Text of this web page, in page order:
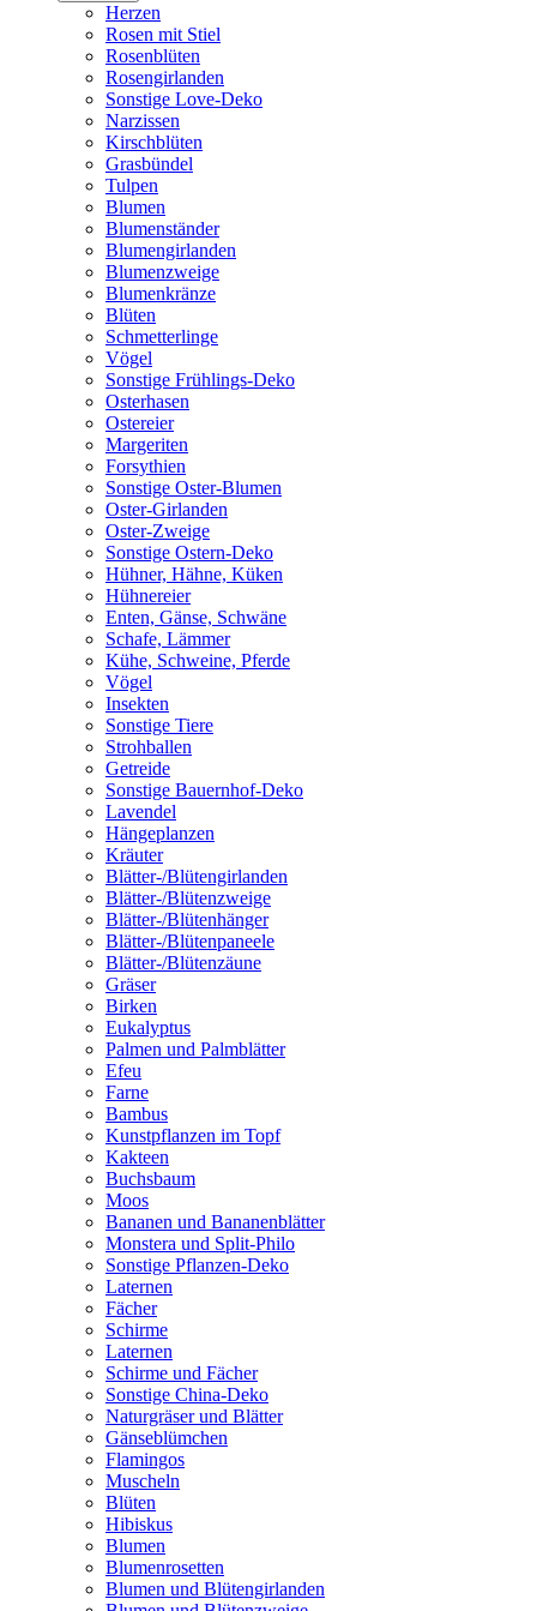
Herzen
Rosen mit Stiel
Rosenblüten
Rosengirlanden
Sonstige Love-Deko
Narzissen
Kirschblüten
Grasbündel
Tulpen
Blumen
Blumenständer
Blumengirlanden
Blumenzweige
Blumenkränze
Blüten
Schmetterlinge
Vögel
Sonstige Frühlings-Deko
Osterhasen
Ostereier
Margeriten
Forsythien
Sonstige Oster-Blumen
Oster-Girlanden
Oster-Zweige
Sonstige Ostern-Deko
Hühner, Hähne, Küken
Hühnereier
Enten, Gänse, Schwäne
Schafe, Lämmer
Kühe, Schweine, Pferde
Vögel
Insekten
Sonstige Tiere
Strohballen
Getreide
Sonstige Bauernhof-Deko
Lavendel
Hängeplanzen
Kräuter
Blätter-/Blütengirlanden
Blätter-/Blütenzweige
Blätter-/Blütenhänger
Blätter-/Blütenpaneele
Blätter-/Blütenzäune
Gräser
Birken
Eukalyptus
Palmen und Palmblätter
Efeu
Farne
Bambus
Kunstpflanzen im Topf
Kakteen
Buchsbaum
Moos
Bananen und Bananenblätter
Monstera und Split-Philo
Sonstige Pflanzen-Deko
Laternen
Fächer
Schirme
Laternen
Schirme und Fächer
Sonstige China-Deko
Naturgräser und Blätter
Gänseblümchen
Flamingos
Muscheln
Blüten
Hibiskus
Blumen
Blumenrosetten
Blumen und Blütengirlanden